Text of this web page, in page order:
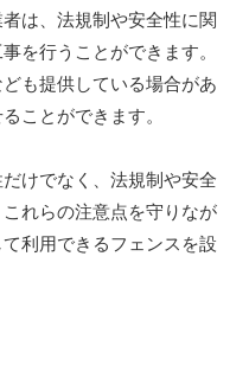
は、法規制や安全性に関
を行うことができます。
も提供している場合があ
ことができます。
けでなく、法規制や安全
れらの注意点を守りなが
利用できるフェンスを設